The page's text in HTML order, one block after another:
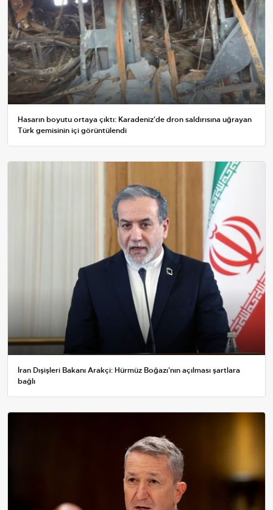
Hasarın boyutu ortaya çıktı: Karadeniz'de dron saldırısına uğrayan
Türk gemisinin içi görüntülendi
İran Dışişleri Bakanı Arakçi: Hürmüz Boğazı'nın açılması şartlara
bağlı